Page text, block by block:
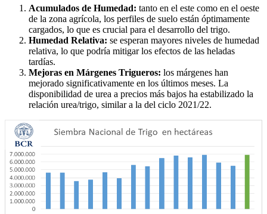
Acumulados de Humedad: tanto en el este como en el oeste
de la zona agrícola, los perfiles de suelo están óptimamente
cargados, lo que es crucial para el desarrollo del trigo.
Humedad Relativa: se esperan mayores niveles de humedad
relativa, lo que podría mitigar los efectos de las heladas
tardías.
Mejoras en Márgenes Trigueros: los márgenes han
mejorado significativamente en los últimos meses. La
disponibilidad de urea a precios más bajos ha estabilizado la
relación urea/trigo, similar a la del ciclo 2021/22.